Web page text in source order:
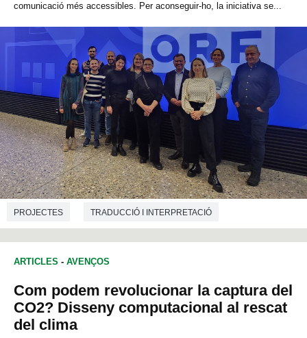
comunicació més accessibles. Per aconseguir-ho, la iniciativa se...
PROJECTES TRADUCCIÓ I INTERPRETACIÓ
CIÈNCIES DE LA COMUNICACIÓ
ARTICLES - AVENÇOS
Com podem revolucionar la captura del
CO2? Disseny computacional al rescat
del clima